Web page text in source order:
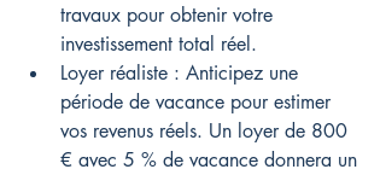
travaux pour obtenir votre
investissement total réel.
Loyer réaliste : Anticipez une
période de vacance pour estimer
vos revenus réels. Un loyer de 800
€ avec 5 % de vacance donnera un